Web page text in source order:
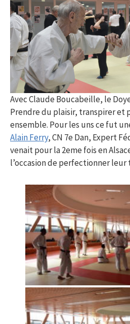
Avec Claude Boucabeille, le
Prendre du plaisir, transpirer et
ensemble. Pour les uns ce fut
Alain Ferry, CN 7e Dan, Expert
venait pour la 2eme fois en
l’occasion de perfectionner leur